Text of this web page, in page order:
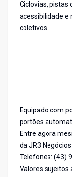
Ciclovias, pistas
acessibilidade e
coletivos.
Equipado com
portões
Entre agora
da JR3
Telefones: (43)
Valores sujeitos